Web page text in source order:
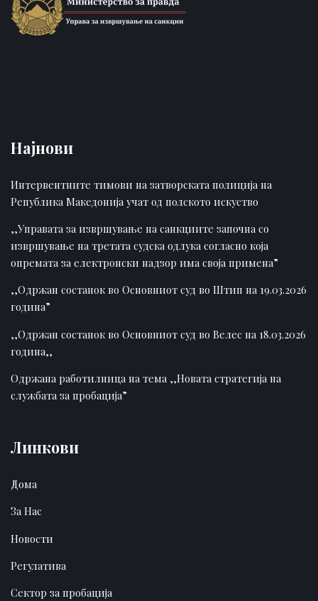
Најнови
Интервентните тимови на затворската полиција на
Република Македонија учат од полското искуство
,,Управата за извршување на санкциите започна со
извршување на третата судска одлука согласно која
опремата за електронски надзор има своја примена”
,,Одржан состанок во Основниот суд во Штип на 19.03.2026
година”
,,Одржан состанок во Основниот суд во Велес на 18.03.2026
година,,
Одржана работилница на тема ,,Новата стратегија на
службата за пробација”
Линкови
Дома
За Нас
Новости
Регулатива
Сектор за пробација